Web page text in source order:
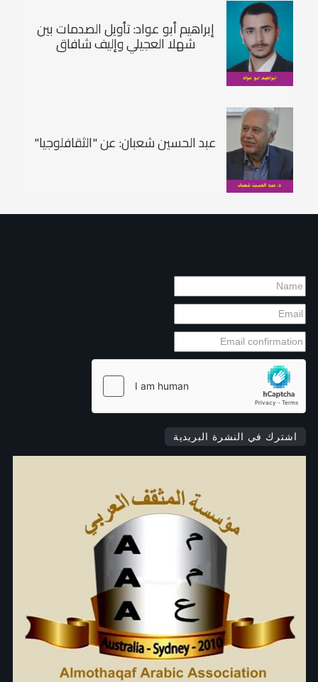
إبراهيم أبو عواد: تأويل الصدمات بين
شهلا العجيلي وإليف شافاق
عبد الحسين شعبان: عن "الثقافلوجيا"
اشترك في النشرة البريدية